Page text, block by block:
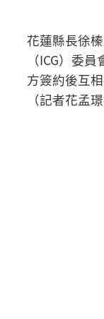
花蓮縣長徐
（ICG）委
方簽約後互
（記者花孟璟